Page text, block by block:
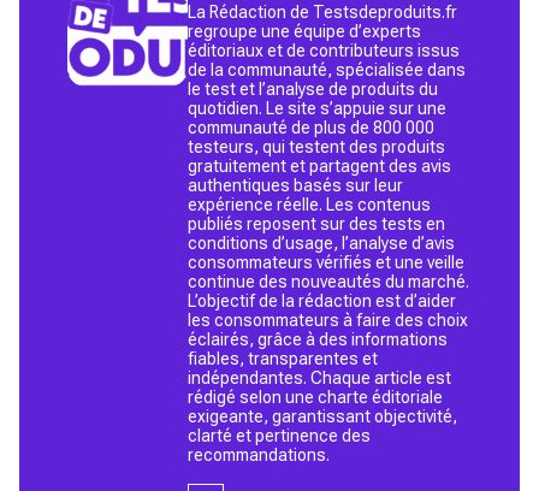
La Rédaction de Testsdeproduits.fr
regroupe une équipe d’experts
éditoriaux et de contributeurs issus
de la communauté, spécialisée dans
le test et l’analyse de produits du
quotidien. Le site s’appuie sur une
communauté de plus de 800 000
testeurs, qui testent des produits
gratuitement et partagent des avis
authentiques basés sur leur
expérience réelle. Les contenus
publiés reposent sur des tests en
conditions d’usage, l’analyse d’avis
consommateurs vérifiés et une veille
continue des nouveautés du marché.
L’objectif de la rédaction est d’aider
les consommateurs à faire des choix
éclairés, grâce à des informations
fiables, transparentes et
indépendantes. Chaque article est
rédigé selon une charte éditoriale
exigeante, garantissant objectivité,
clarté et pertinence des
recommandations.